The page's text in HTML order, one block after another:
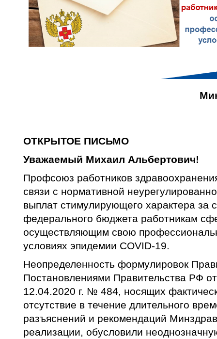
ОТКРЫТОЕ ПИСЬМО
Уважаемый Михаил Альбертович!
Профсоюз работников
связи с нормативной
выплат стимулирующего характера за
федерального бюджета работникам
осуществляющим свою
условиях эпидемии COVID-19.
Неопределенность формулировок
Постановлениями Правительства РФ
12.04.2020 г. № 484, носящих
отсутствие в течение длительного
разъяснений и рекомендаций
реализации, обусловили